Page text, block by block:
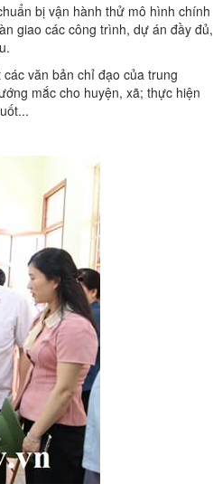
bị vận hành thử mô hình chính
giao các công trình, dự án đầy đủ,
văn bản chỉ đạo của trung
mắc cho huyện, xã; thực hiện